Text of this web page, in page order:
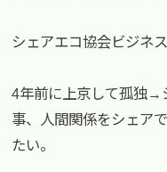
シェアエコ協会ビジネ
4年前に上京して孤独→
事、人間関係をシェア
たい。